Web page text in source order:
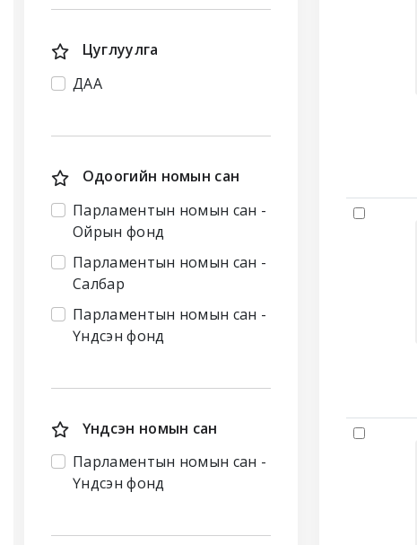
Цуглуулга
ДАА
Одоогийн номын сан
Парламентын номын сан -
Ойрын фонд
Парламентын номын сан -
Салбар
Парламентын номын сан -
Үндсэн фонд
Үндсэн номын сан
Парламентын номын сан -
Үндсэн фонд